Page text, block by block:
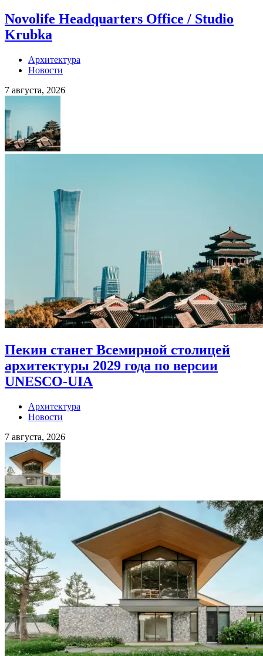
Novolife Headquarters Office / Studio
Krubka
Архитектура
Новости
7 августа, 2026
Пекин станет Всемирной столицей
архитектуры 2029 года по версии
UNESCO-UIA
Архитектура
Новости
7 августа, 2026